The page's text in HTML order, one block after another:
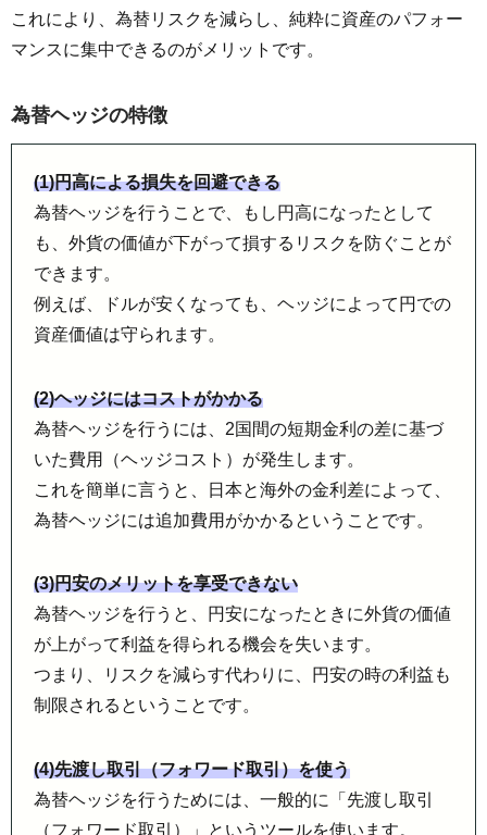
これにより、為替リスクを減らし、純粋に資産のパフォー
マンスに集中できるのがメリットです。
為替ヘッジの特徴
(1)円高による損失を回避できる
為替ヘッジを行うことで、もし円高になったとして
も、外貨の価値が下がって損するリスクを防ぐことが
できます。
例えば、ドルが安くなっても、ヘッジによって円での
資産価値は守られます。
(2)ヘッジにはコストがかかる
為替ヘッジを行うには、2国間の短期金利の差に基づ
いた費用（ヘッジコスト）が発生します。
これを簡単に言うと、日本と海外の金利差によって、
為替ヘッジには追加費用がかかるということです。
(3)円安のメリットを享受できない
為替ヘッジを行うと、円安になったときに外貨の価値
が上がって利益を得られる機会を失います。
つまり、リスクを減らす代わりに、円安の時の利益も
制限されるということです。
(4)先渡し取引（フォワード取引）を使う
為替ヘッジを行うためには、一般的に「先渡し取引
（フォワード取引）」というツールを使います。